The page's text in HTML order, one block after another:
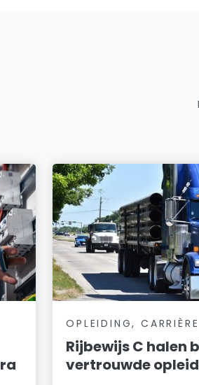
OPLEIDING,
Rijbewijs C halen
vertrouwde